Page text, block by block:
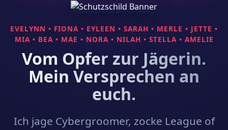
EVELYNN • FIONA • EYLEEN • SARAH • MERLE • JETTE •
MIA • BEA • MAE • NORA • NILAH • STELLA • AMELIE
Vom Opfer zur Jägerin.
Mein Versprechen an
euch.
Ich jage Cybergroomer, zocke League of